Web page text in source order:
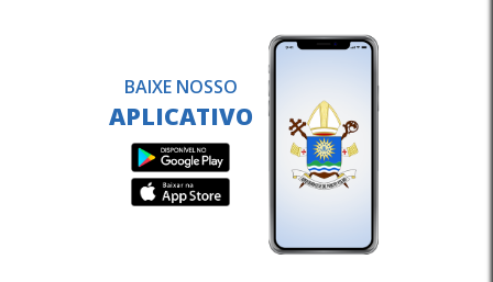
BAIXE NOSSO
APLICATIVO